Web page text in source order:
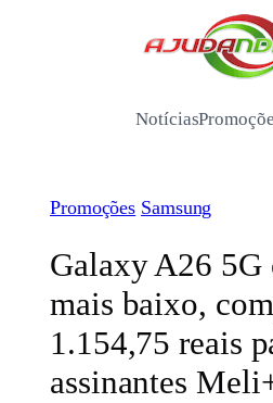
Notícias
Promoções Samsung
Galaxy A26 5G
mais baixo,
1.154,75 reais
assinantes